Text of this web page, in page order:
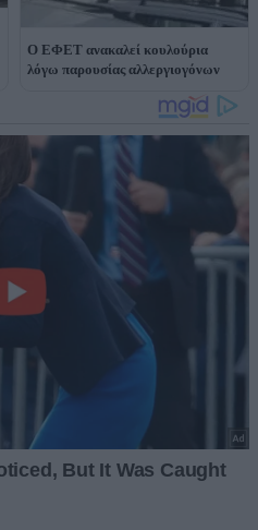
Ο ΕΦΕΤ ανακαλεί κουλούρια
λόγω παρουσίας αλλεργιογόνων